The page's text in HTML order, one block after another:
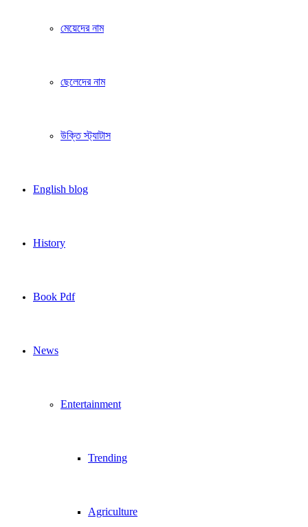
মেয়েদের নাম
ছেলেদের নাম
উক্তি স্ট্যাটাস
English blog
History
Book Pdf
News
Entertainment
Trending
Agriculture